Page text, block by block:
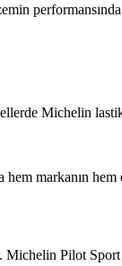
Michelin
markanın
Michelin Pilot